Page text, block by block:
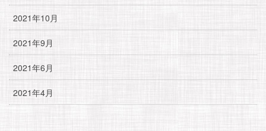
2021年10月
2021年9月
2021年6月
2021年4月